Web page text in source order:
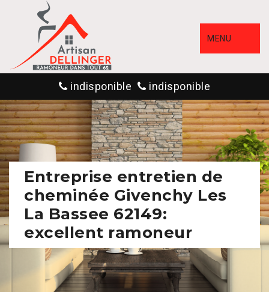
MENU
indisponible indisponible
Entreprise entretien de
cheminée Givenchy Les
La Bassee 62149:
excellent ramoneur